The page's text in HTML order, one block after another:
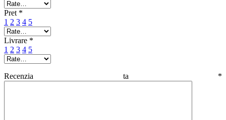
Pret *
1 2 3 4 5
Livrare *
1 2 3 4 5
Recenzia ta *